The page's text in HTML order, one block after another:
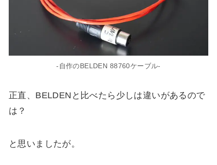
-自作のBELDEN 88760ケーブル-
正直、BELDENと比べたら少しは違いがあるので
は？
と思いましたが。